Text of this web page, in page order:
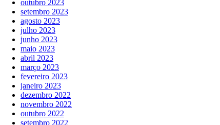
outubro 2023
setembro 2023
agosto 2023
julho 2023
junho 2023
maio 2023
abril 2023
março 2023
fevereiro 2023
janeiro 2023
dezembro 2022
novembro 2022
outubro 2022
setembro 2022